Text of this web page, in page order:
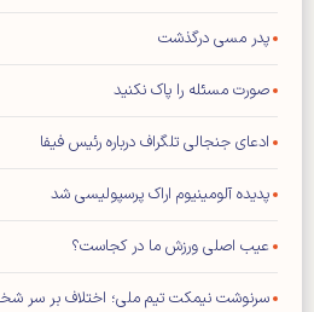
پدر مسی درگذشت
صورت مسئله را پاک نکنید
ادعای جنجالی تلگراف درباره رئیس فیفا
پدیده آلومینیوم اراک پرسپولیسی شد
عیب اصلی ورزش ما در کجاست؟
سرنوشت نیمکت تیم ملی؛ اختلاف بر سر